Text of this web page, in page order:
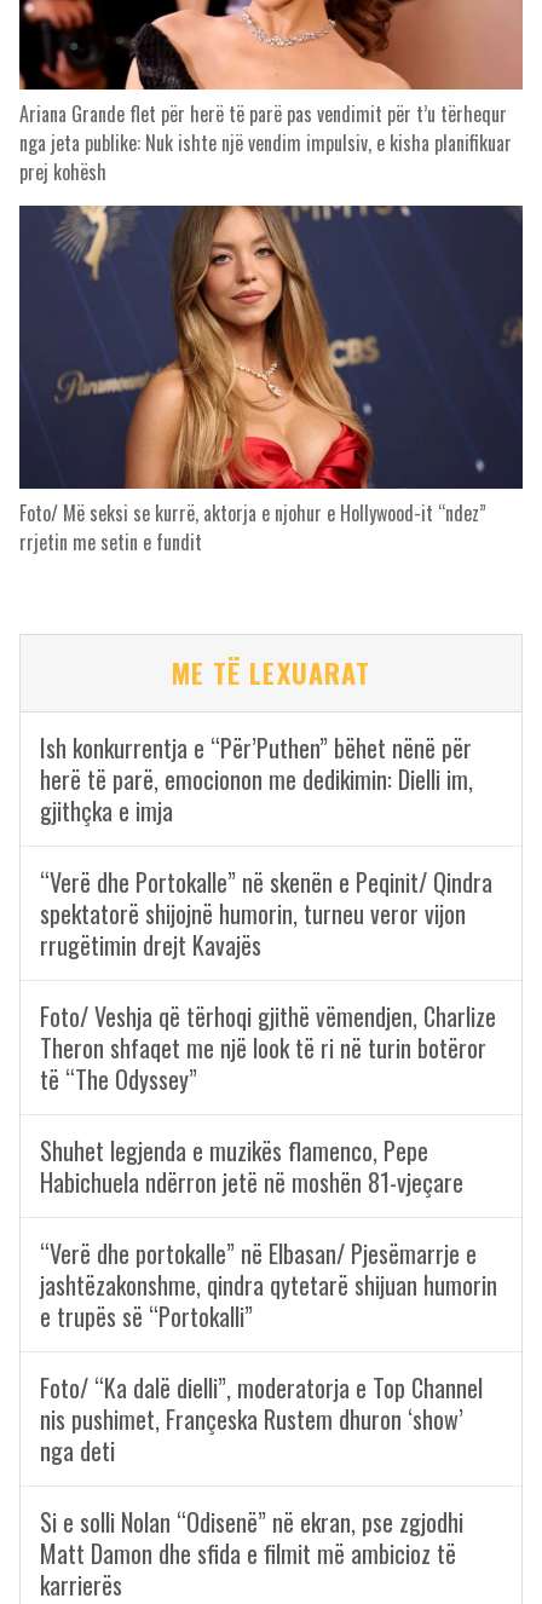
Ariana Grande flet për herë të parë pas vendimit për t’u tërhequr
nga jeta publike: Nuk ishte një vendim impulsiv, e kisha planifikuar
prej kohësh
Foto/ Më seksi se kurrë, aktorja e njohur e Hollywood-it “ndez”
rrjetin me setin e fundit
ME TË LEXUARAT
Ish konkurrentja e “Për’Puthen” bëhet nënë për
herë të parë, emocionon me dedikimin: Dielli im,
gjithçka e imja
“Verë dhe Portokalle” në skenën e Peqinit/ Qindra
spektatorë shijojnë humorin, turneu veror vijon
rrugëtimin drejt Kavajës
Foto/ Veshja që tërhoqi gjithë vëmendjen, Charlize
Theron shfaqet me një look të ri në turin botëror
të “The Odyssey”
Shuhet legjenda e muzikës flamenco, Pepe
Habichuela ndërron jetë në moshën 81-vjeçare
“Verë dhe portokalle” në Elbasan/ Pjesëmarrje e
jashtëzakonshme, qindra qytetarë shijuan humorin
e trupës së “Portokalli”
Foto/ “Ka dalë dielli”, moderatorja e Top Channel
nis pushimet, Françeska Rustem dhuron ‘show’
nga deti
Si e solli Nolan “Odisenë” në ekran, pse zgjodhi
Matt Damon dhe sfida e filmit më ambicioz të
karrierës